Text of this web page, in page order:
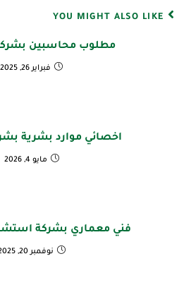
YOU MIGHT ALSO LIKE
مطلوب محاسبين
فبراير 26, 2025
اخصائي موارد بشرية
مايو 4, 2026
فني معماري بشركة
نوفمبر 20, 2025